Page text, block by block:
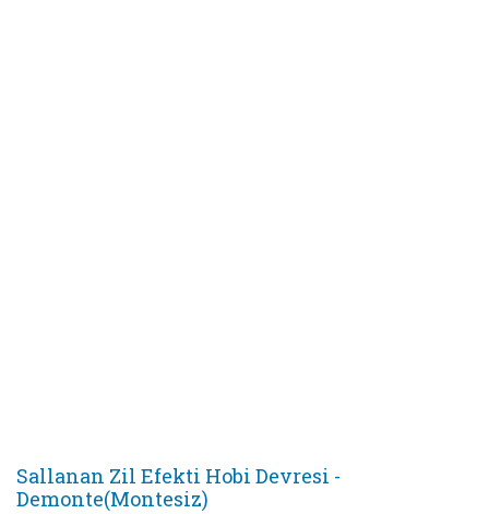
Sallanan Zil Efekti Hobi Devresi -
Demonte(Montesiz)